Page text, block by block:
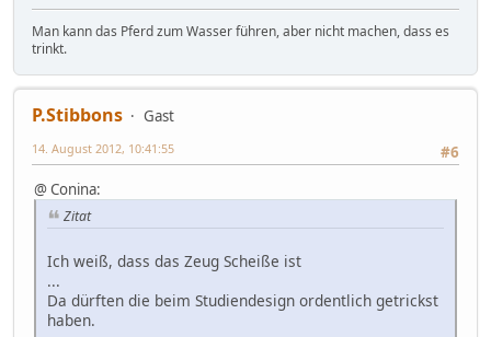
Man kann das Pferd zum Wasser führen, aber nicht machen, dass es
trinkt.
P.Stibbons
Gast
#6
14. August 2012, 10:41:55
@ Conina:
Zitat
Ich weiß, dass das Zeug Scheiße ist
...
Da dürften die beim Studiendesign ordentlich getrickst
haben.